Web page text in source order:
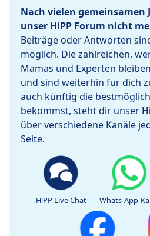
Nach vielen gemeinsamen
unser HiPP Forum nicht
Beiträge oder Antworten
möglich. Die zahlreichen,
Mamas und Experten
und sind weiterhin für dich
auch künftig die
bekommst, steht dir unser
über verschiedene Kanäle
Seite.
HiPP Live Chat Whats-App-